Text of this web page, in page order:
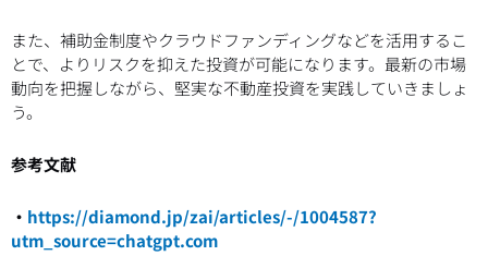
また、補助金制度やクラウドファンディングなどを活用するこ
とで、よりリスクを抑えた投資が可能になります。最新の市場
動向を把握しながら、堅実な不動産投資を実践していきましょ
う。
参考文献
・ https://diamond.jp/zai/articles/-/1004587?
utm_source=chatgpt.com